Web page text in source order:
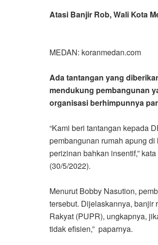
Atasi Banjir Rob, Wali Kota
MEDAN: koranmedan.com
Ada tantangan yang
mendukung pembangunan
organisasi berhimpunnya
“Kami beri tantangan kepada
pembangunan rumah apung
perizinan bahkan insentif,”
(30/5/2022).
Menurut Bobby Nasution,
tersebut. Dijelaskannya, banjir
Rakyat (PUPR), ungkapnya,
tidak efisien,” paparnya.